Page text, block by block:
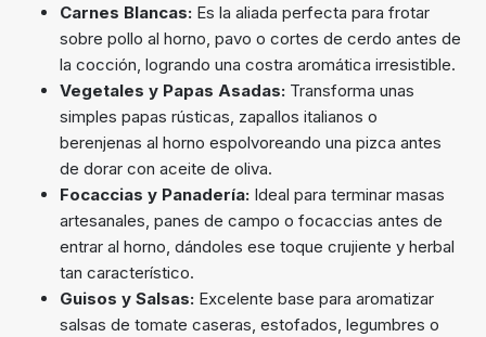
Carnes Blancas:Es la aliada perfecta para frotar
sobre pollo al horno, pavo o cortes de cerdo antes de
la cocción, logrando una costra aromática irresistible.
Vegetales y Papas Asadas:Transforma unas
simples papas rústicas, zapallos italianos o
berenjenas al horno espolvoreando una pizca antes
de dorar con aceite de oliva.
Focaccias y Panadería:Ideal para terminar masas
artesanales, panes de campo o focaccias antes de
entrar al horno, dándoles ese toque crujiente y herbal
tan característico.
Guisos y Salsas:Excelente base para aromatizar
salsas de tomate caseras, estofados, legumbres o